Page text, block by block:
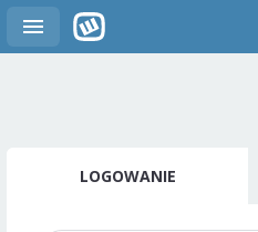
LOGOWANIE